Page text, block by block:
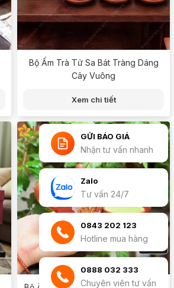
Bộ Ấm Trà Tử Sa Bát Tràng Dáng
Cây Vuông
Xem chi tiết
GỬI BÁO GIÁ
Nhận tư vấn nhanh
Zalo
Tư vấn 24/7
0843 202 123
Hotline mua hàng
0888 032 333
Chuyên viên tư vấn